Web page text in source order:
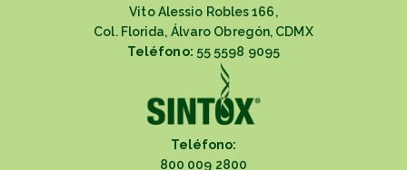
Vito Alessio Robles 166,
Col. Florida, Álvaro Obregón, CDMX
Teléfono: 55 5598 9095
Teléfono:
800 009 2800